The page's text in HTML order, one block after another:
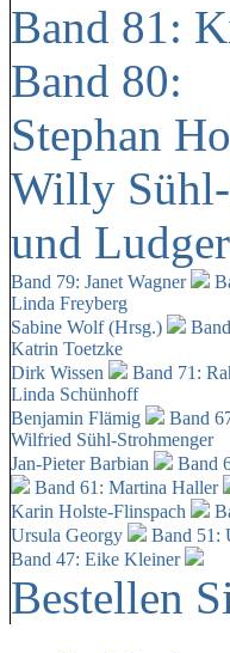
Band 81:
Band 80:
Stephan
Willy
und
Band 79: Janet Wagner
Linda Freyberg
Sabine Wolf (Hrsg.)
Katrin Toetzke
Dirk Wissen
Band 71:
Linda Schünhoff
Benjamin Flämig
Band
Wilfried Sühl-Strohmenger
Jan-Pieter Barbian
Band
Band 61: Martina Haller
Karin Holste-Flinspach
Ursula Georgy
Band 51:
Band 47: Eike Kleiner
Bestellen